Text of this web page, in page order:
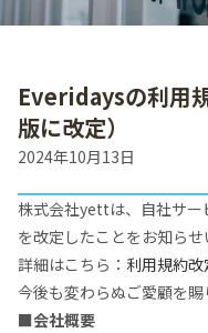
Everidaysの利用
版に改定）
2024年10月13日
株式会社yettは、自社サ
を改定したことをお知らせ
詳細はこちら： 利用規約改
今後も変わらぬご愛顧を賜
■会社概要